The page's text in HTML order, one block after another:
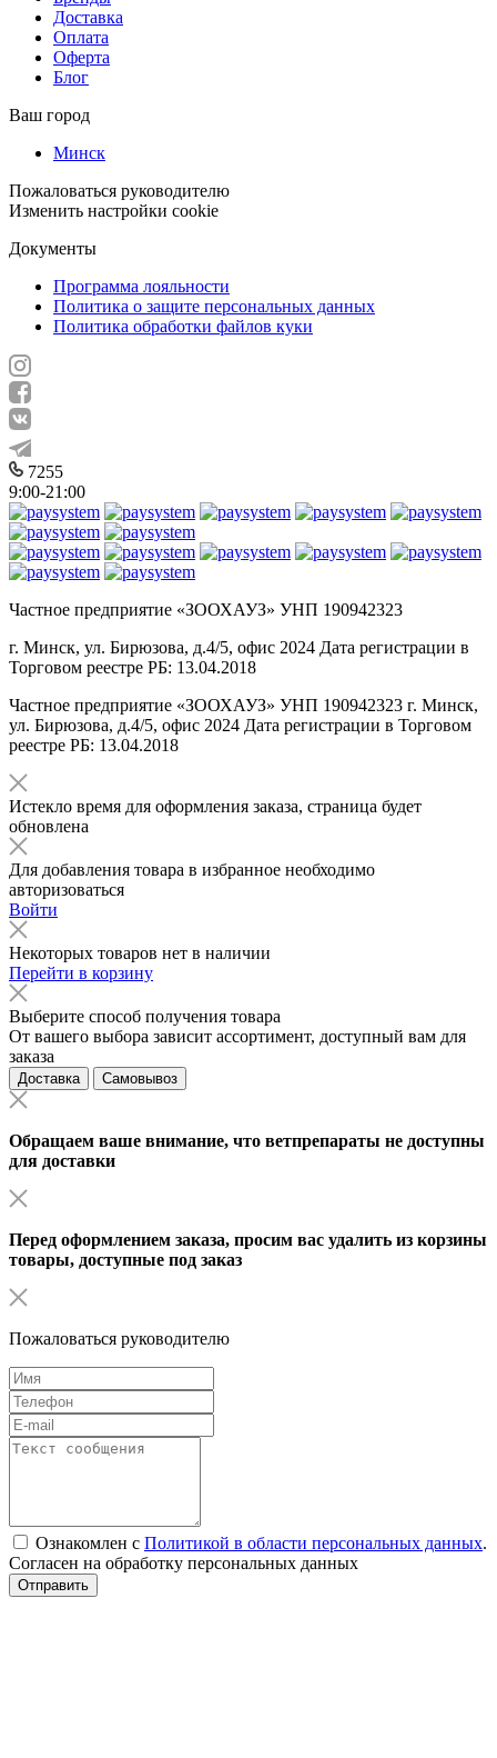
Доставка
Оплата
Оферта
Блог
Ваш город
Минск
Пожаловаться руководителю
Изменить настройки cookie
Документы
Программа лояльности
Политика о защите персональных данных
Политика обработки файлов куки
7255
9:00-21:00
Частное предприятие «ЗООХАУЗ» УНП 190942323
г. Минск, ул. Бирюзова, д.4/5, офис 2024 Дата регистрации в
Торговом реестре РБ: 13.04.2018
Частное предприятие «ЗООХАУЗ» УНП 190942323 г. Минск,
ул. Бирюзова, д.4/5, офис 2024 Дата регистрации в Торговом
реестре РБ: 13.04.2018
Истекло время для оформления заказа, страница будет
обновлена
Для добавления товара в избранное необходимо
авторизоваться
Войти
Некоторых товаров нет в наличии
Перейти в корзину
Выберите способ получения товара
От вашего выбора зависит ассортимент, доступный вам для
заказа
Доставка Самовывоз
Обращаем ваше внимание, что ветпрепараты не доступны
для доставки
Перед оформлением заказа, просим вас удалить из корзины
товары, доступные под заказ
Пожаловаться руководителю
Ознакомлен с Политикой в области персональных данных.
Согласен на обработку персональных данных
Отправить